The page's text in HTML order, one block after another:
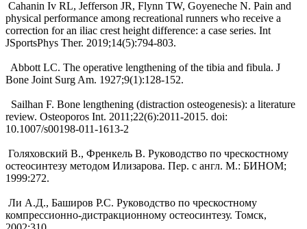
Cahanin Iv RL, Jefferson JR, Flynn TW, Goyeneche N. Pain and
physical performance among recreational runners who receive a
correction for an iliac crest height difference: a case series. Int
JSportsPhys Ther. 2019;14(5):794-803.
Abbott LC. The operative lengthening of the tibia and fibula. J
Bone Joint Surg Am. 1927;9(1):128-152.
Sailhan F. Bone lengthening (distraction osteogenesis): a literature
review. Osteoporos Int. 2011;22(6):2011-2015. doi:
10.1007/s00198-011-1613-2
Голяховский В., Френкель В. Руководство по чрескостному
остеосинтезу методом Илизарова. Пер. с англ. М.: БИ­НОМ;
1999:272.
Ли А.Д., Баширов Р.С. Руководство по чрескостному
компрессионно-дистракционному остеосинтезу. Томск,